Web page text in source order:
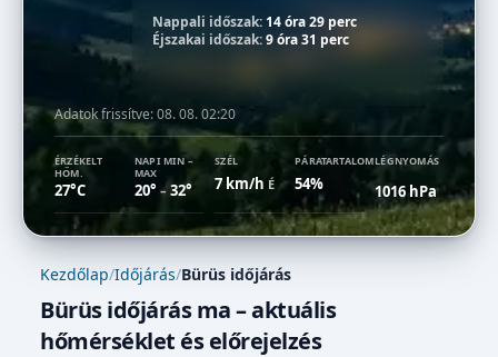
Nappali időszak:14 óra 29 perc
Éjszakai időszak:9 óra 31 perc
Adatok frissítve:08. 08. 02:20
ÉRZÉKELT
HŐM.
27°C
NAPI MIN –
MAX
20° –32°
SZÉL
7 km/h É
PÁRATARTALOM
54%
LÉGNYOMÁS
1016 hPa
Kezdőlap/Időjárás/Bürüs időjárás
Bürüs időjárás ma – aktuális
hőmérséklet és előrejelzés